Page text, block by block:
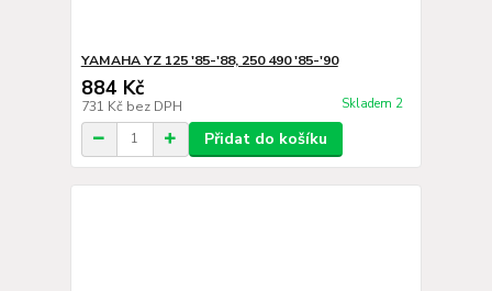
YAMAHA YZ 125 '85-'88, 250 490 '85-'90
884 Kč
731 Kč bez DPH Skladem 2
Přidat do košíku